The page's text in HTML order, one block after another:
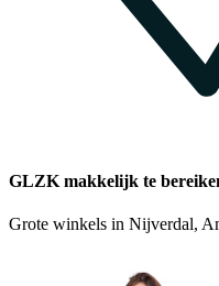
GLZK makkelijk te
Grote winkels in Nijverdal,